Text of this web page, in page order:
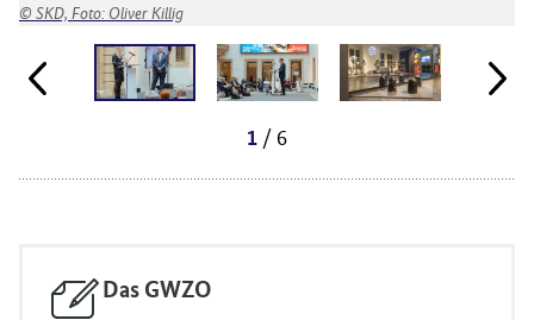
SKD, Foto: Oliver Killig
1 / 6
Das GWZO